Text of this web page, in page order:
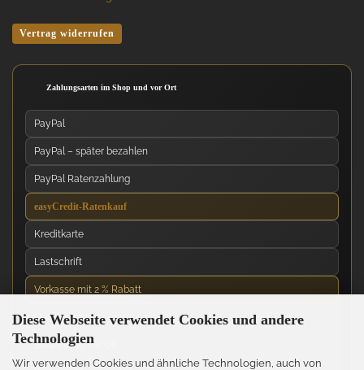
Diese Webseite verwendet Cookies und andere
Technologien
Wir verwenden Cookies und ähnliche Technologien, auch von
Vertrag widerrufen
Zahlungsarten im Shop und vor Ort
PayPal
PayPal – später bezahlen
PayPal Ratenzahlung
easyCredit-Ratenkauf
Kreditkarte
Lastschrift
Vorkasse mit 2 % Rabatt
Nachnahme
Barzahlung vor Ort